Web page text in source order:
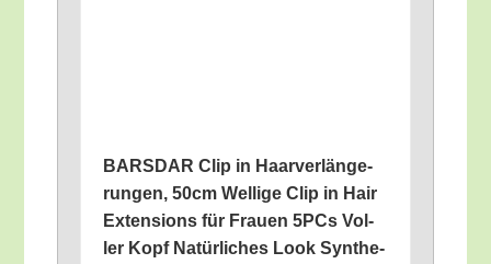
BARSDAR Clip in Haar­ver­län­ge­
run­gen, 50cm Wel­li­ge Clip in Hair
Exten­si­ons für Frau­en 5PCs Vol­
ler Kopf Natür­li­ches Look Syn­the­